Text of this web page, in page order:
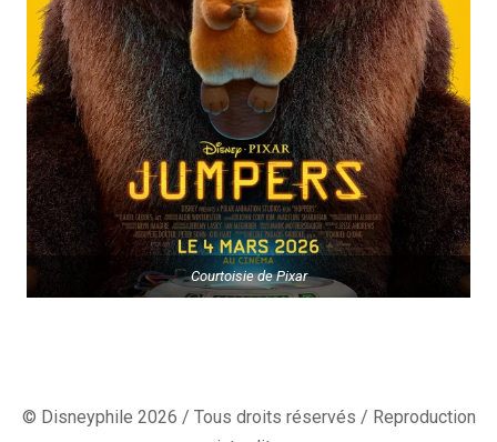
Courtoisie de Pixar
© Disneyphile 2026 / Tous droits réservés / Reproduction